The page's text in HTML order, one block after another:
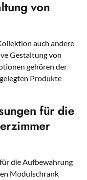
von
auch andere
Gestaltung von
gehören der
Produkte
für die
die Aufbewahrung
Modulschrank